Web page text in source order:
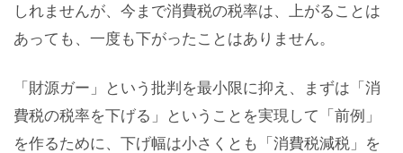
しれませんが、今まで消費税の税率は、上がることは
あっても、一度も下がったことはありません。
「財源ガー」という批判を最小限に抑え、まずは「消
費税の税率を下げる」ということを実現して「前例」
を作るために、下げ幅は小さくとも「消費税減税」を